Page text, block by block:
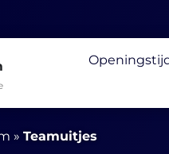
» Teamuitjes